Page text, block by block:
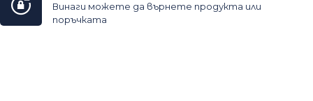
Винаги можете да върнете продукта или
поръчката